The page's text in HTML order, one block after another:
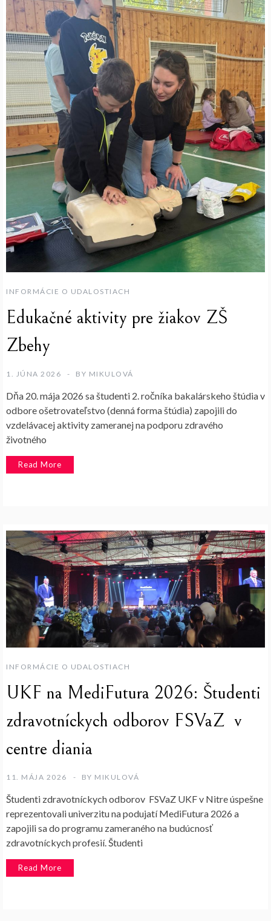
INFORMÁCIE O UDALOSTIACH
Edukačné aktivity pre žiakov ZŠ
Zbehy
1. JÚNA 2026 BY MIKULOVÁ
Dňa 20. mája 2026 sa študenti 2. ročníka bakalárskeho štúdia v
odbore ošetrovateľstvo (denná forma štúdia) zapojili do
vzdelávacej aktivity zameranej na podporu zdravého
životného
Read More
INFORMÁCIE O UDALOSTIACH
UKF na MediFutura 2026: Študenti
zdravotníckych odborov FSVaZ v
centre diania
11. MÁJA 2026 BY MIKULOVÁ
Študenti zdravotníckych odborov FSVaZ UKF v Nitre úspešne
reprezentovali univerzitu na podujatí MediFutura 2026 a
zapojili sa do programu zameraného na budúcnosť
zdravotníckych profesií. Študenti
Read More